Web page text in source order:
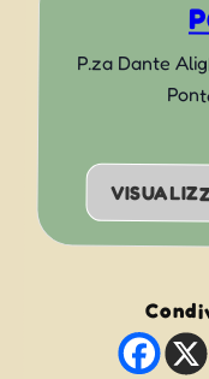
P.za Dante